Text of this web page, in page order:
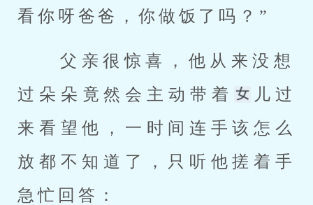
看你呀爸爸，你做饭了吗？”
过朵朵竟然会主动带着
儿过
来看望他，一时间连手该怎么
放都不知道了，只听他搓着手
急忙回答：